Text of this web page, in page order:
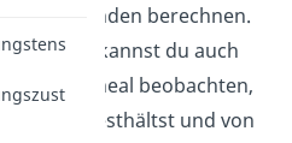
im Folgenden berechnen.
Prinzip kannst du auch
Plastiklineal beobachten,
es unten festhältst und von